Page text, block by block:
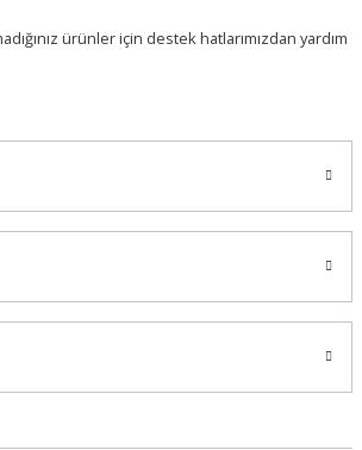
ürünler için destek hatlarımızdan yardım